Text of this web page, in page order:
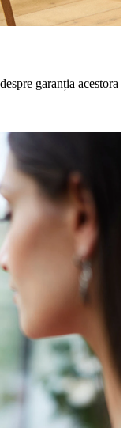
garanția acestora